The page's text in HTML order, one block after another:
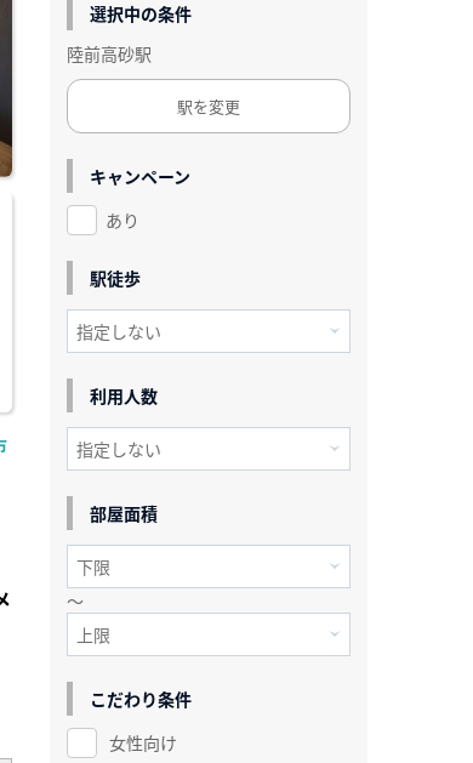
選択中の条件
陸前高砂駅
駅を変更
キャンペーン
あり
駅徒歩
利用人数
部屋面積
～
こだわり条件
女性向け